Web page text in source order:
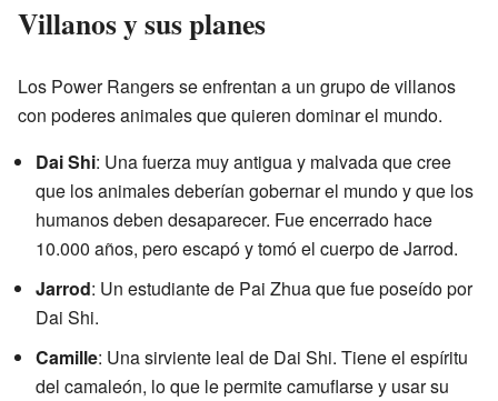
Villanos y sus planes
Los Power Rangers se enfrentan a un grupo de villanos
con poderes animales que quieren dominar el mundo.
Dai Shi: Una fuerza muy antigua y malvada que cree
que los animales deberían gobernar el mundo y que los
humanos deben desaparecer. Fue encerrado hace
10.000 años, pero escapó y tomó el cuerpo de Jarrod.
Jarrod: Un estudiante de Pai Zhua que fue poseído por
Dai Shi.
Camille: Una sirviente leal de Dai Shi. Tiene el espíritu
del camaleón, lo que le permite camuflarse y usar su